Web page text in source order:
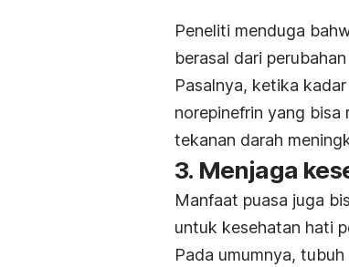
Peneliti menduga
berasal dari
Pasalnya, ketika
norepinefrin yang bisa
tekanan darah
3. Menjaga
Manfaat puasa juga
untuk kesehatan hati
Pada umumnya,